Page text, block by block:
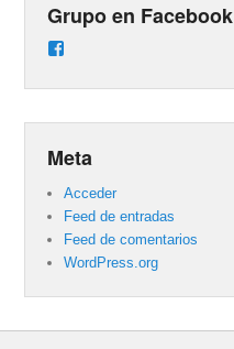
Grupo en Facebook
en
Meta
Acceder
Feed de entradas
Feed de comentarios
WordPress.org